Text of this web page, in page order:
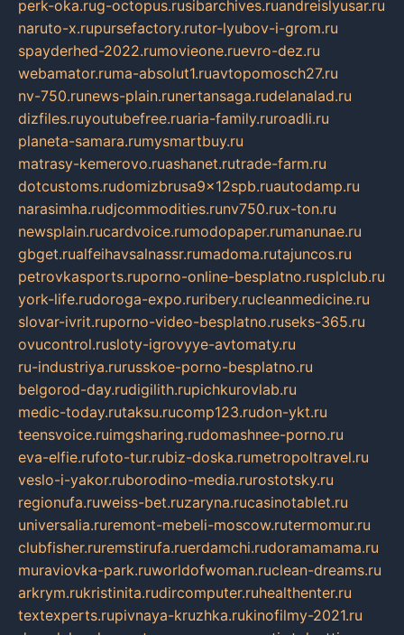
perk-oka.rug-octopus.rusibarchives.ruandreislyusar.ru
naruto-x.rupursefactory.rutor-lyubov-i-grom.ru
spayderhed-2022.rumovieone.ruevro-dez.ru
webamator.ruma-absolut1.ruavtopomosch27.ru
nv-750.runews-plain.runertansaga.rudelanalad.ru
dizfiles.ruyoutubefree.ruaria-family.ruroadli.ru
planeta-samara.rumysmartbuy.ru
matrasy-kemerovo.ruashanet.rutrade-farm.ru
dotcustoms.rudomizbrusa9x12spb.ruautodamp.ru
narasimha.rudjcommodities.runv750.rux-ton.ru
newsplain.rucardvoice.rumodopaper.rumanunae.ru
gbget.rualfeihavsalnassr.rumadoma.rutajuncos.ru
petrovkasports.ruporno-online-besplatno.rusplclub.ru
york-life.rudoroga-expo.ruribery.rucleanmedicine.ru
slovar-ivrit.ruporno-video-besplatno.ruseks-365.ru
ovucontrol.rusloty-igrovyye-avtomaty.ru
ru-industriya.rurusskoe-porno-besplatno.ru
belgorod-day.rudigilith.rupichkurovlab.ru
medic-today.rutaksu.rucomp123.rudon-ykt.ru
teensvoice.ruimgsharing.rudomashnee-porno.ru
eva-elfie.rufoto-tur.rubiz-doska.rumetropoltravel.ru
veslo-i-yakor.ruborodino-media.rurostotsky.ru
regionufa.ruweiss-bet.ruzaryna.rucasinotablet.ru
universalia.ruremont-mebeli-moscow.rutermomur.ru
clubfisher.ruremstirufa.ruerdamchi.rudoramamama.ru
muraviovka-park.ruworldofwoman.ruclean-dreams.ru
arkrym.rukristinita.rudircomputer.ruhealthenter.ru
textexperts.rupivnaya-kruzhka.rukinofilmy-2021.ru